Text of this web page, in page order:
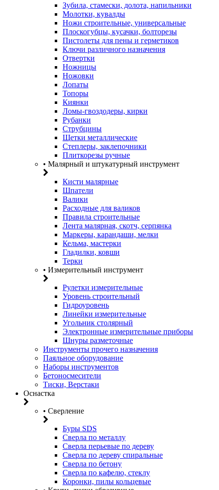
Зубила, стамески, долота, напильники
Молотки, кувалды
Ножи строительные, универсальные
Плоскогубцы, кусачки, болторезы
Пистолеты для пены и герметиков
Ключи различного назначения
Отвертки
Ножницы
Ножовки
Лопаты
Топоры
Киянки
Ломы-гвоздодеры, кирки
Рубанки
Струбцины
Щетки металлические
Степлеры, заклепочники
Плиткорезы ручные
• Малярный и штукатурный инструмент
Кисти малярные
Шпатели
Валики
Расходные для валиков
Правила строительные
Лента малярная, скотч, серпянка
Маркеры, карандаши, мелки
Кельма, мастерки
Гладилки, ковши
Терки
• Измерительный инструмент
Рулетки измерительные
Уровень строительный
Гидроуровень
Линейки измерительные
Угольник столярный
Электронные измерительные приборы
Шнуры разметочные
Инструменты прочего назначения
Паяльное оборудование
Наборы инструментов
Бетоносмесители
Тиски, Верстаки
Оснастка
• Сверление
Буры SDS
Сверла по металлу
Сверла перьевые по дереву
Сверла по дереву спиральные
Сверла по бетону
Сверла по кафелю, стеклу
Коронки, пилы кольцевые